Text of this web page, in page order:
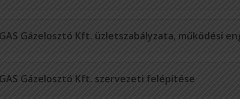
Gázelosztó Kft. üzletszabályzata, működési
Gázelosztó Kft. szervezeti felépítése